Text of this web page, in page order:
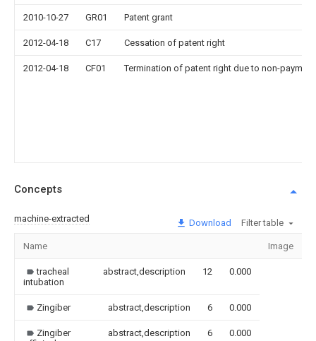
2010-10-27 GR01 Patent grant
2012-04-18 C17 Cessation of patent right
2012-04-18 CF01 Termination of patent right due to non-
Concepts
machine-extracted Download Filter table
Name Image
tracheal
intubation
abstract,description 12 0.000
Zingiber abstract,description 6 0.000
Zingiber
abstract,description 6 0.000